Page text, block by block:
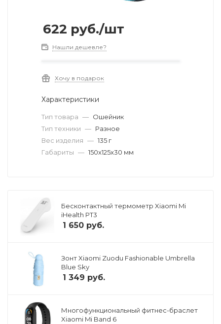
622 руб./шт
Нашли дешевле?
Хочу в подарок
Характеристики
Тип товара — Ошейник
Тип техники — Разное
Вес изделия — 135 г
Габариты — 150x125x30 мм
Бесконтактный термометр Xiaomi Mi
iHealth PT3
1 650 руб.
Зонт Xiaomi Zuodu Fashionable Umbrella
Blue Sky
1 349 руб.
Многофункциональный фитнес-браслет
Xiaomi Mi Band 6